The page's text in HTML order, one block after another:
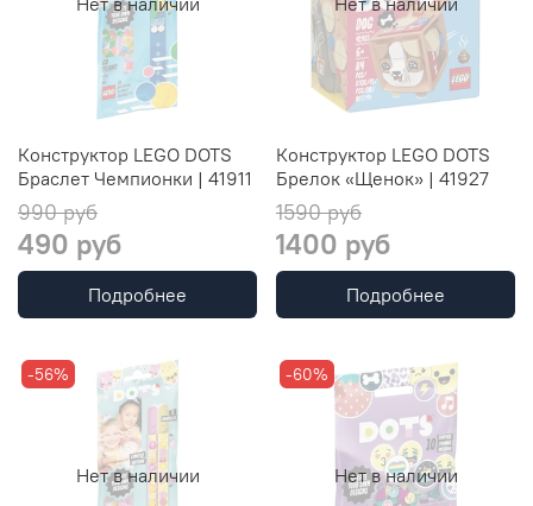
Конструктор LEGO DOTS
Браслет Чемпионки | 41911
990 руб
490 руб
Подробнее
Конструктор LEGO DOTS
Брелок «Щенок» | 41927
1590 руб
1400 руб
Подробнее
Нет в наличии
-56%
Нет в наличии
-60%